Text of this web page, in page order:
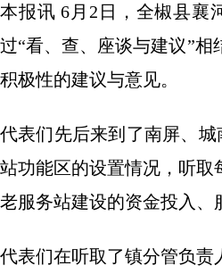
本报讯 6月2日，全椒县襄
过“看、查、座谈与建议”
积极性的建议与意见。
代表们先后来到了南屏、
站功能区的设置情况，听
老服务站建设的资金投入
代表们在听取了镇分管负